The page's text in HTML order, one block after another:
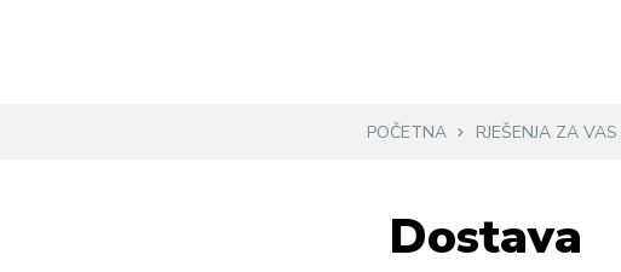
POČETNA RJEŠENJA ZA VAS
Dostava